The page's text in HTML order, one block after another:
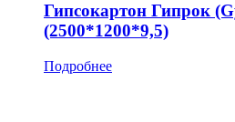
Гипсокартон Гипрок
(2500*1200*9,5)
Подробнее